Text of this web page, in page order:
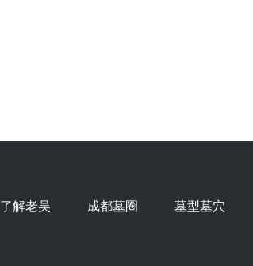
了解老吴 成都墓圈 墓型墓穴